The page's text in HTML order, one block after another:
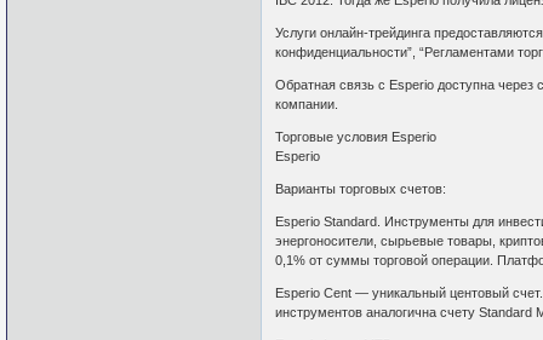
Услуги онлайн-трейдинга
конфиденциальности”, “Регламентами
Обратная связь с Esperio доступна
компании.
Торговые условия Esperio
Esperio
Варианты торговых счетов:
Esperio Standard. Инструменты для
энергоносители, сырьевые товары,
0,1% от суммы торговой операции.
Esperio Cent — уникальный центовый
инструментов аналогична счету Standard